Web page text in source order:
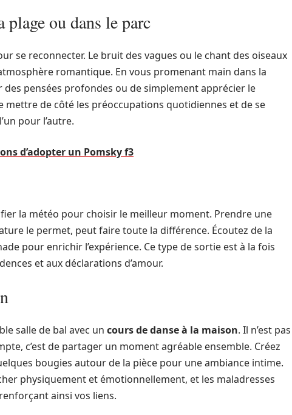
plage ou dans le parc
se reconnecter. Le bruit des vagues ou le chant des oiseaux
romantique. En vous promenant main dans la
des pensées profondes ou de simplement apprécier le
mettre de côté les préoccupations quotidiennes et de se
pour l’autre.
d’adopter un Pomsky f3
la météo pour choisir le meilleur moment. Prendre une
le permet, peut faire toute la différence. Écoutez de la
pour enrichir l’expérience. Ce type de sortie est à la fois
et aux déclarations d’amour.
salle de bal avec un cours de danse à la maison. Il n’est pas
c’est de partager un moment agréable ensemble. Créez
bougies autour de la pièce pour une ambiance intime.
physiquement et émotionnellement, et les maladresses
ainsi vos liens.